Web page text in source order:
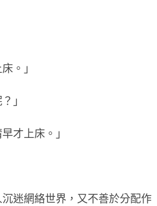
。」
」
才上床。」
迷網絡世界，又不善於分配作